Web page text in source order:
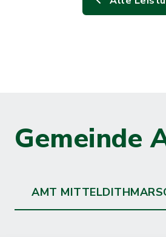
Gemeinde
AMT